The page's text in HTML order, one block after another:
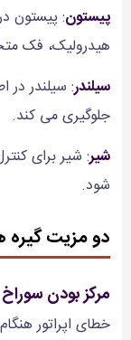
پیستون: پیستون
هیدرولیک، فک
سیلندر: سیلندر در
جلوگیری می کند.
شیر: شیر برای
شود.
دو مزیت گیره
مرکز بودن
خطای اپراتور